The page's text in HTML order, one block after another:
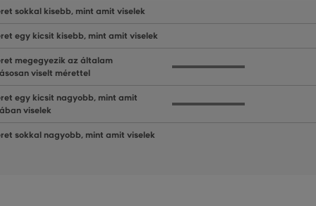
sokkal kisebb, mint amit viselek
egy kicsit kisebb, mint amit viselek
megegyezik az általam
viselt mérettel
egy kicsit nagyobb, mint amit
viselek
sokkal nagyobb, mint amit viselek